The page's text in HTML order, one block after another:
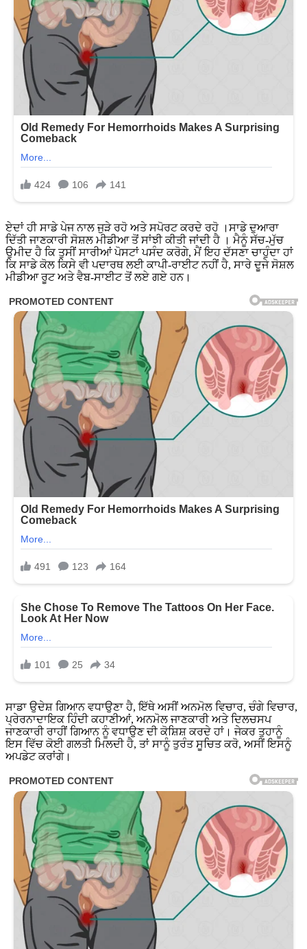
ਏਦਾਂ ਹੀ ਸਾਡੇ ਪੇਜ ਨਾਲ ਜੁੜੇ ਰਹੋ ਅਤੇ ਸਪੋਰਟ ਕਰਦੇ ਰਹੋ ।ਸਾਡੇ ਦੁਆਰਾ
ਦਿੱਤੀ ਜਾਣਕਾਰੀ ਸੋਸ਼ਲ ਮੀਡੀਆ ਤੋਂ ਸਾਂਝੀ ਕੀਤੀ ਜਾਂਦੀ ਹੈ । ਮੈਨੂੰ ਸੱਚ-ਮੁੱਚ
ਉਮੀਦ ਹੈ ਕਿ ਤੁਸੀਂ ਸਾਰੀਆਂ ਪੋਸਟਾਂ ਪਸੰਦ ਕਰੋਗੇ, ਮੈਂ ਇਹ ਦੱਸਣਾ ਚਾਹੁੰਦਾ ਹਾਂ
ਕਿ ਸਾਡੇ ਕੋਲ ਕਿਸੇ ਵੀ ਪਦਾਰਥ ਲਈ ਕਾਪੀ-ਰਾਈਟ ਨਹੀਂ ਹੈ, ਸਾਰੇ ਦੂਜੇ ਸੋਸ਼ਲ
ਮੀਡੀਆ ਰੂਟ ਅਤੇ ਵੈਬ-ਸਾਈਟ ਤੋਂ ਲਏ ਗਏ ਹਨ।
ਸਾਡਾ ਉਦੇਸ਼ ਗਿਆਨ ਵਧਾਉਣਾ ਹੈ, ਇੱਥੇ ਅਸੀਂ ਅਨਮੋਲ ਵਿਚਾਰ, ਚੰਗੇ ਵਿਚਾਰ,
ਪ੍ਰੇਰਨਾਦਾਇਕ ਹਿੰਦੀ ਕਹਾਣੀਆਂ, ਅਨਮੋਲ ਜਾਣਕਾਰੀ ਅਤੇ ਦਿਲਚਸਪ
ਜਾਣਕਾਰੀ ਰਾਹੀਂ ਗਿਆਨ ਨੂੰ ਵਧਾਉਣ ਦੀ ਕੋਸ਼ਿਸ਼ ਕਰਦੇ ਹਾਂ। ਜੇਕਰ ਤੁਹਾਨੂੰ
ਇਸ ਵਿੱਚ ਕੋਈ ਗਲਤੀ ਮਿਲਦੀ ਹੈ, ਤਾਂ ਸਾਨੂੰ ਤੁਰੰਤ ਸੂਚਿਤ ਕਰੋ, ਅਸੀਂ ਇਸਨੂੰ
ਅਪਡੇਟ ਕਰਾਂਗੇ।